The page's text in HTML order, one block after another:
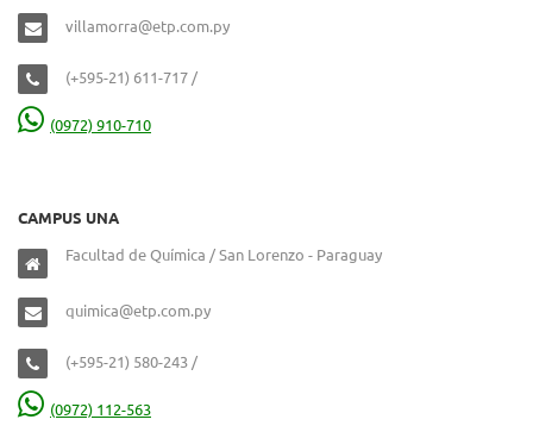
villamorra@etp.com.py
(+595-21) 611-717 /
(0972) 910-710
CAMPUS UNA
Facultad de Química / San Lorenzo - Paraguay
quimica@etp.com.py
(+595-21) 580-243 /
(0972) 112-563